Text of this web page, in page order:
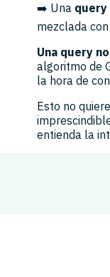
➡️ Una query
mezclada
Una query
algoritmo de
la hora de
Esto no
entienda la